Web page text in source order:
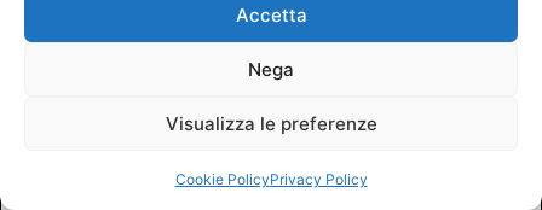
Accetta
Nega
Visualizza le preferenze
Cookie PolicyPrivacy Policy